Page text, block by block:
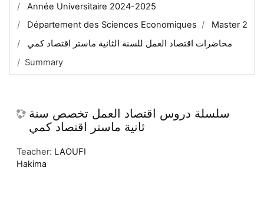
Année Universitaire 2024-2025
Département des Sciences Economiques
Master 2
محاضرات اقتصاد العمل للسنة الثانية ماستر اقتصاد كمي
Summary
سلسلة دروس اقتصاد العمل تخصص سنة
ثانية ماستر اقتصاد كمي
Teacher: LAOUFI
Hakima